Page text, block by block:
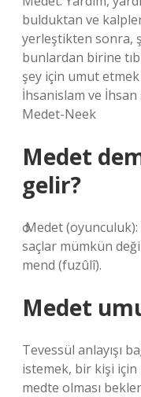
bulduktan ve
yerleştikten sonra,
bunlardan birine
şey için umut
İhsanislam ve
Medet-Neek
Medet
gelir?
ѻ Medet
saçlar mümkün
mend (fuzûlî).
Medet
Tevessül anlayışı
istemek, bir kişi için
medte olması